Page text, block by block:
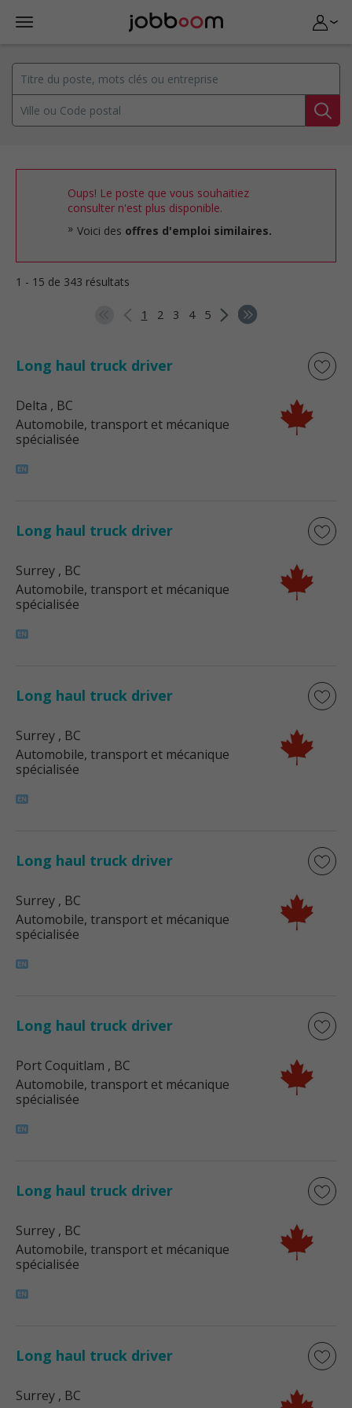
Oups! Le poste que vous souhaitiez
consulter n'est plus disponible.
Voici des offres d'emploi similaires.
1 - 15 de 343 résultats
1 2 3 4 5
Long haul truck driver
Delta , BC
Automobile, transport et mécanique
spécialisée
Long haul truck driver
Surrey , BC
Automobile, transport et mécanique
spécialisée
Long haul truck driver
Surrey , BC
Automobile, transport et mécanique
spécialisée
Long haul truck driver
Surrey , BC
Automobile, transport et mécanique
spécialisée
Long haul truck driver
Port Coquitlam , BC
Automobile, transport et mécanique
spécialisée
Long haul truck driver
Surrey , BC
Automobile, transport et mécanique
spécialisée
Long haul truck driver
Surrey , BC